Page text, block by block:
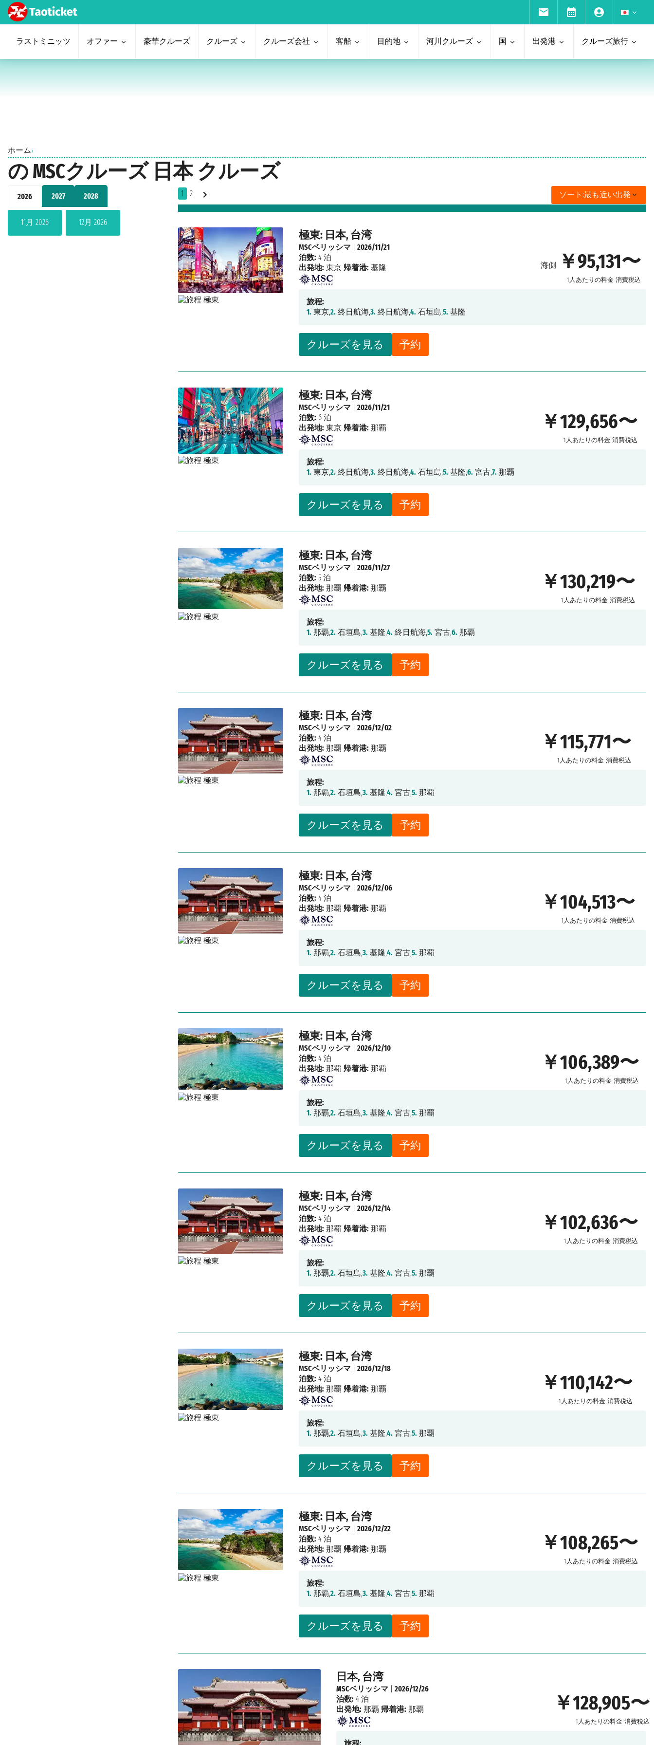
ラストミニッツ オファー 豪華クルーズ クルーズ クルーズ会社 客船 目的地 河川クルーズ 国 出発港 クルーズ旅行
ホーム›
の MSCクルーズ 日本 クルーズ
2026 2027 2028
11月 2026 12月 2026
1 2 ソート:最も近い出発
極東: 日本, 台湾
海側 ￥95,131〜
1人あたりの料金 消費税込
クルーズを見る 予約
MSCベリッシマ |2026/11/21
泊数: 4 泊
出発地: 東京 帰着港: 基隆
旅程:
1. 東京,2. 終日航海,3. 終日航海,4. 石垣島,5. 基隆
極東: 日本, 台湾
￥129,656〜
1人あたりの料金 消費税込
クルーズを見る 予約
MSCベリッシマ |2026/11/21
泊数: 6 泊
出発地: 東京 帰着港: 那覇
旅程:
1. 東京,2. 終日航海,3. 終日航海,4. 石垣島,5. 基隆,6. 宮古,7. 那覇
極東: 日本, 台湾
￥130,219〜
1人あたりの料金 消費税込
クルーズを見る 予約
MSCベリッシマ |2026/11/27
泊数: 5 泊
出発地: 那覇 帰着港: 那覇
旅程:
1. 那覇,2. 石垣島,3. 基隆,4. 終日航海,5. 宮古,6. 那覇
極東: 日本, 台湾
￥115,771〜
1人あたりの料金 消費税込
クルーズを見る 予約
MSCベリッシマ |2026/12/02
泊数: 4 泊
出発地: 那覇 帰着港: 那覇
旅程:
1. 那覇,2. 石垣島,3. 基隆,4. 宮古,5. 那覇
極東: 日本, 台湾
￥104,513〜
1人あたりの料金 消費税込
クルーズを見る 予約
MSCベリッシマ |2026/12/06
泊数: 4 泊
出発地: 那覇 帰着港: 那覇
旅程:
1. 那覇,2. 石垣島,3. 基隆,4. 宮古,5. 那覇
極東: 日本, 台湾
￥106,389〜
1人あたりの料金 消費税込
クルーズを見る 予約
MSCベリッシマ |2026/12/10
泊数: 4 泊
出発地: 那覇 帰着港: 那覇
旅程:
1. 那覇,2. 石垣島,3. 基隆,4. 宮古,5. 那覇
極東: 日本, 台湾
￥102,636〜
1人あたりの料金 消費税込
クルーズを見る 予約
MSCベリッシマ |2026/12/14
泊数: 4 泊
出発地: 那覇 帰着港: 那覇
旅程:
1. 那覇,2. 石垣島,3. 基隆,4. 宮古,5. 那覇
極東: 日本, 台湾
￥110,142〜
1人あたりの料金 消費税込
クルーズを見る 予約
MSCベリッシマ |2026/12/18
泊数: 4 泊
出発地: 那覇 帰着港: 那覇
旅程:
1. 那覇,2. 石垣島,3. 基隆,4. 宮古,5. 那覇
極東: 日本, 台湾
￥108,265〜
1人あたりの料金 消費税込
クルーズを見る 予約
MSCベリッシマ |2026/12/22
泊数: 4 泊
出発地: 那覇 帰着港: 那覇
旅程:
1. 那覇,2. 石垣島,3. 基隆,4. 宮古,5. 那覇
日本, 台湾
￥128,905〜
1人あたりの料金 消費税込
MSCベリッシマ
2026/12/26
泊数: 4 泊
出発地: 那覇 帰着港: 那覇